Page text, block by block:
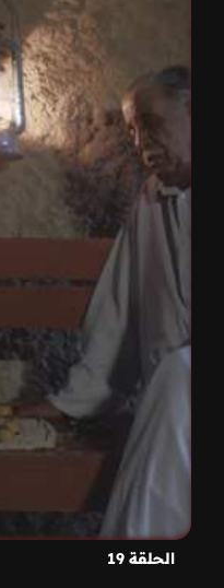
الحلقة 19